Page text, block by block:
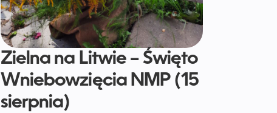
Zielna na Litwie – Święto
Wniebowzięcia NMP (15
sierpnia)